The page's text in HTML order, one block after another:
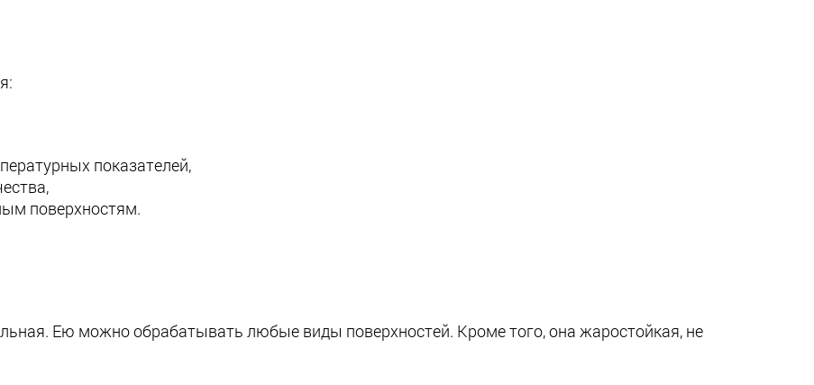
показателей,
поверхностям.
Ею можно обрабатывать любые виды поверхностей. Кроме того, она жаростойкая, не